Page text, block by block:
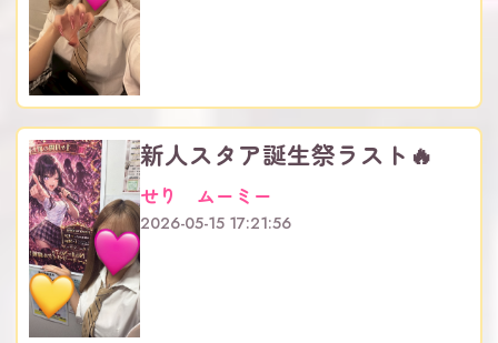
新人スタア誕生祭ラスト🔥
せり ムーミー
2026-05-15 17:21:56